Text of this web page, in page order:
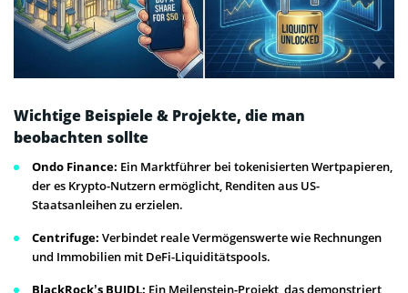
Wichtige Beispiele & Projekte, die man
beobachten sollte
Ondo Finance: Ein Marktführer bei tokenisierten Wertpapieren,
der es Krypto-Nutzern ermöglicht, Renditen aus US-
Staatsanleihen zu erzielen.
Centrifuge: Verbindet reale Vermögenswerte wie Rechnungen
und Immobilien mit DeFi-Liquiditätspools.
BlackRock’s BUIDL: Ein Meilenstein-Projekt, das demonstriert,